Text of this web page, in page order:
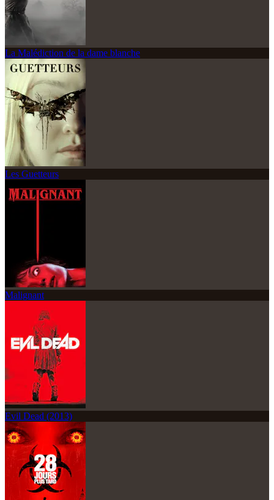
La Malédiction de la dame blanche
Les Guetteurs
Malignant
Evil Dead (2013)